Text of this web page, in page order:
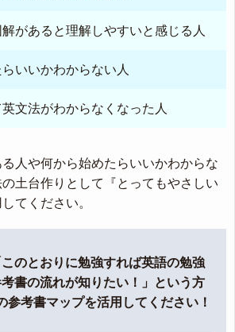
があると理解しやすいと感じる人
いいかわからない人
文法がわからなくなった人
人や何から始めたらいいかわからな
土台作りとして『とってもやさしい
てください。
のとおりに勉強すれば英語の勉強
書の流れが知りたい！」という方
参考書マップを活用してください！